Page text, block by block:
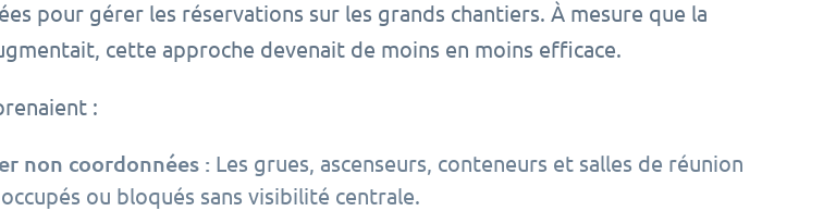
pour gérer les réservations sur les grands chantiers. À mesure que la
cette approche devenait de moins en moins efficace.
:
non coordonnées : Les grues, ascenseurs, conteneurs et salles de réunion
ou bloqués sans visibilité centrale.